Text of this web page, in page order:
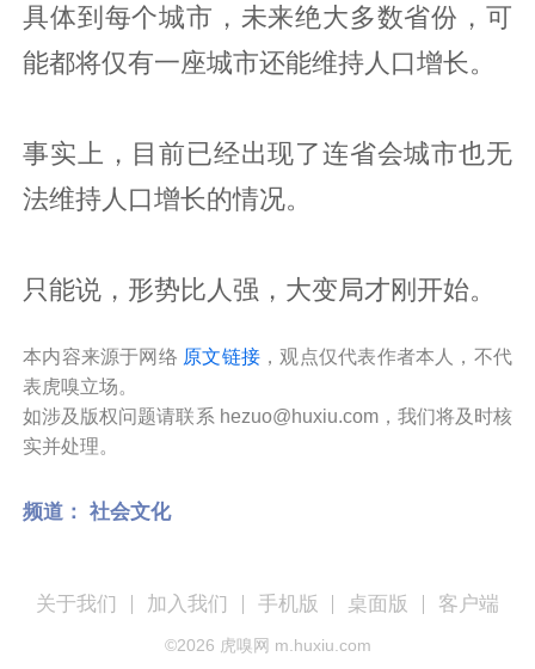
具体到每个城市，未来绝大多数省份，可
能都将仅有一座城市还能维持人口增长。
事实上，目前已经出现了连省会城市也无
法维持人口增长的情况。
只能说，形势比人强，大变局才刚开始。
本内容来源于网络 原文链接 ，观点仅代表作者本人，不代
表虎嗅立场。
如涉及版权问题请联系 hezuo@huxiu.com，我们将及时核
实并处理。
频道： 社会文化
关于我们 加入我们 手机版 桌面版 客户端
©2026 虎嗅网 m.huxiu.com